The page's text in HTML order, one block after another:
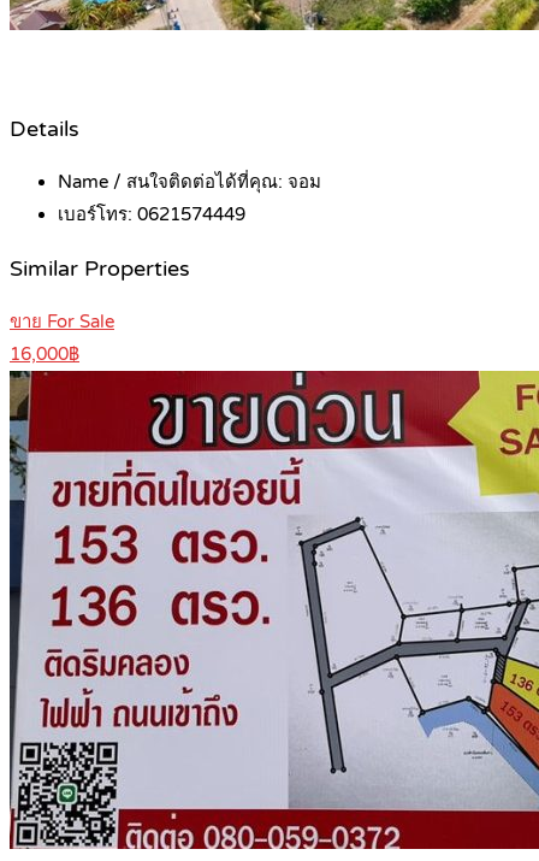
Details
Name / สนใจติดต่อได้ที่คุณ: จอม
เบอร์โทร: 0621574449
Similar Properties
ขาย For Sale
16,000฿